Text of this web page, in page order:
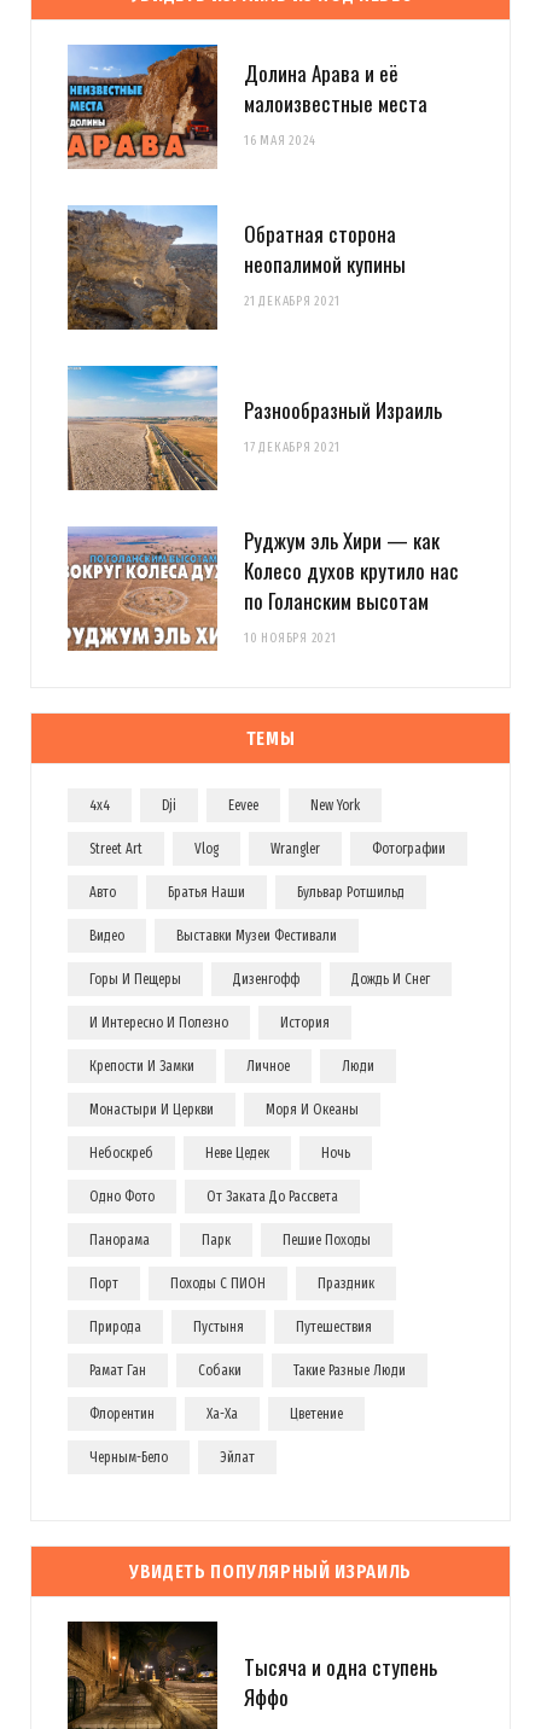
Долина Арава и её
малоизвестные места
16 МАЯ 2024
Обратная сторона
неопалимой купины
21 ДЕКАБРЯ 2021
Разнообразный Израиль
17 ДЕКАБРЯ 2021
Руджум эль Хири — как
Колесо духов крутило нас
по Голанским высотам
10 НОЯБРЯ 2021
ТЕМЫ
4x4 Dji Eevee New York
Street Art Vlog Wrangler Фотографии
Авто Братья Наши Бульвар Ротшильд
Видео Выставки Музеи Фестивали
Горы И Пещеры Дизенгофф Дождь И Снег
И Интересно И Полезно История
Крепости И Замки Личное Люди
Монастыри И Церкви Моря И Океаны
Небоскреб Неве Цедек Ночь
Одно Фото От Заката До Рассвета
Панорама Парк Пешие Походы
Порт Походы С ПИОН Праздник
Природа Пустыня Путешествия
Рамат Ган Собаки Такие Разные Люди
Флорентин Ха-Ха Цветение
Черным-Бело Эйлат
УВИДЕТЬ ПОПУЛЯРНЫЙ ИЗРАИЛЬ
Тысяча и одна ступень
Яффо